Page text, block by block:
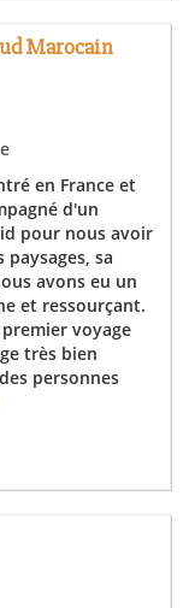
Marocain
en France et
d'un
pour nous avoir
sa
avons eu un
et ressourçant.
voyage
très bien
personnes